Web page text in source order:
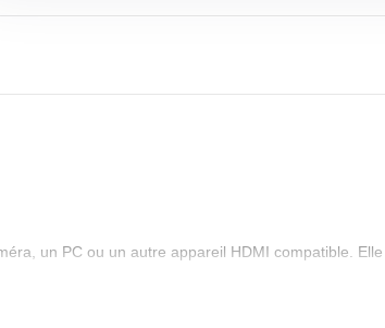
un PC ou un autre appareil HDMI compatible.